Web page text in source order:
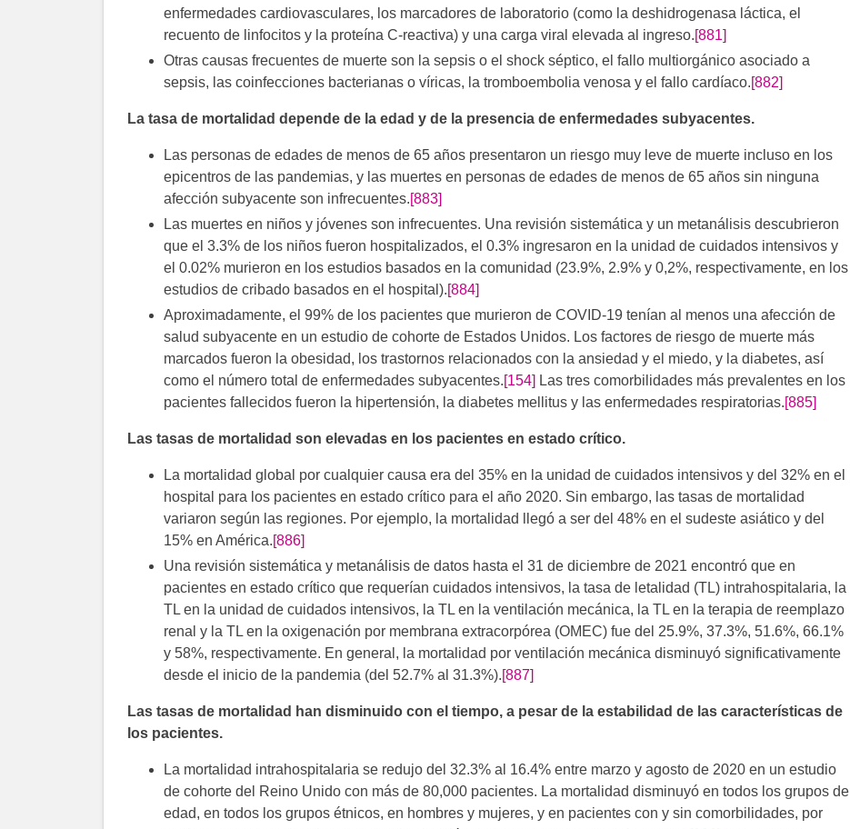
enfermedades cardiovasculares, los marcadores de laboratorio (como la deshidrogenasa láctica, el
recuento de linfocitos y la proteína C-reactiva) y una carga viral elevada al ingreso.[881]
Otras causas frecuentes de muerte son la sepsis o el shock séptico, el fallo multiorgánico asociado a
sepsis, las coinfecciones bacterianas o víricas, la tromboembolia venosa y el fallo cardíaco.[882]
La tasa de mortalidad depende de la edad y de la presencia de enfermedades subyacentes.
Las personas de edades de menos de 65 años presentaron un riesgo muy leve de muerte incluso en los
epicentros de las pandemias, y las muertes en personas de edades de menos de 65 años sin ninguna
afección subyacente son infrecuentes.[883]
Las muertes en niños y jóvenes son infrecuentes. Una revisión sistemática y un metanálisis descubrieron
que el 3.3% de los niños fueron hospitalizados, el 0.3% ingresaron en la unidad de cuidados intensivos y
el 0.02% murieron en los estudios basados en la comunidad (23.9%, 2.9% y 0,2%, respectivamente, en los
estudios de cribado basados en el hospital).[884]
Aproximadamente, el 99% de los pacientes que murieron de COVID-19 tenían al menos una afección de
salud subyacente en un estudio de cohorte de Estados Unidos. Los factores de riesgo de muerte más
marcados fueron la obesidad, los trastornos relacionados con la ansiedad y el miedo, y la diabetes, así
como el número total de enfermedades subyacentes.[154] Las tres comorbilidades más prevalentes en los
pacientes fallecidos fueron la hipertensión, la diabetes mellitus y las enfermedades respiratorias.[885]
Las tasas de mortalidad son elevadas en los pacientes en estado crítico.
La mortalidad global por cualquier causa era del 35% en la unidad de cuidados intensivos y del 32% en el
hospital para los pacientes en estado crítico para el año 2020. Sin embargo, las tasas de mortalidad
variaron según las regiones. Por ejemplo, la mortalidad llegó a ser del 48% en el sudeste asiático y del
15% en América.[886]
Una revisión sistemática y metanálisis de datos hasta el 31 de diciembre de 2021 encontró que en
pacientes en estado crítico que requerían cuidados intensivos, la tasa de letalidad (TL) intrahospitalaria, la
TL en la unidad de cuidados intensivos, la TL en la ventilación mecánica, la TL en la terapia de reemplazo
renal y la TL en la oxigenación por membrana extracorpórea (OMEC) fue del 25.9%, 37.3%, 51.6%, 66.1%
y 58%, respectivamente. En general, la mortalidad por ventilación mecánica disminuyó significativamente
desde el inicio de la pandemia (del 52.7% al 31.3%).[887]
Las tasas de mortalidad han disminuido con el tiempo, a pesar de la estabilidad de las características de
los pacientes.
La mortalidad intrahospitalaria se redujo del 32.3% al 16.4% entre marzo y agosto de 2020 en un estudio
de cohorte del Reino Unido con más de 80,000 pacientes. La mortalidad disminuyó en todos los grupos de
edad, en todos los grupos étnicos, en hombres y mujeres, y en pacientes con y sin comorbilidades, por